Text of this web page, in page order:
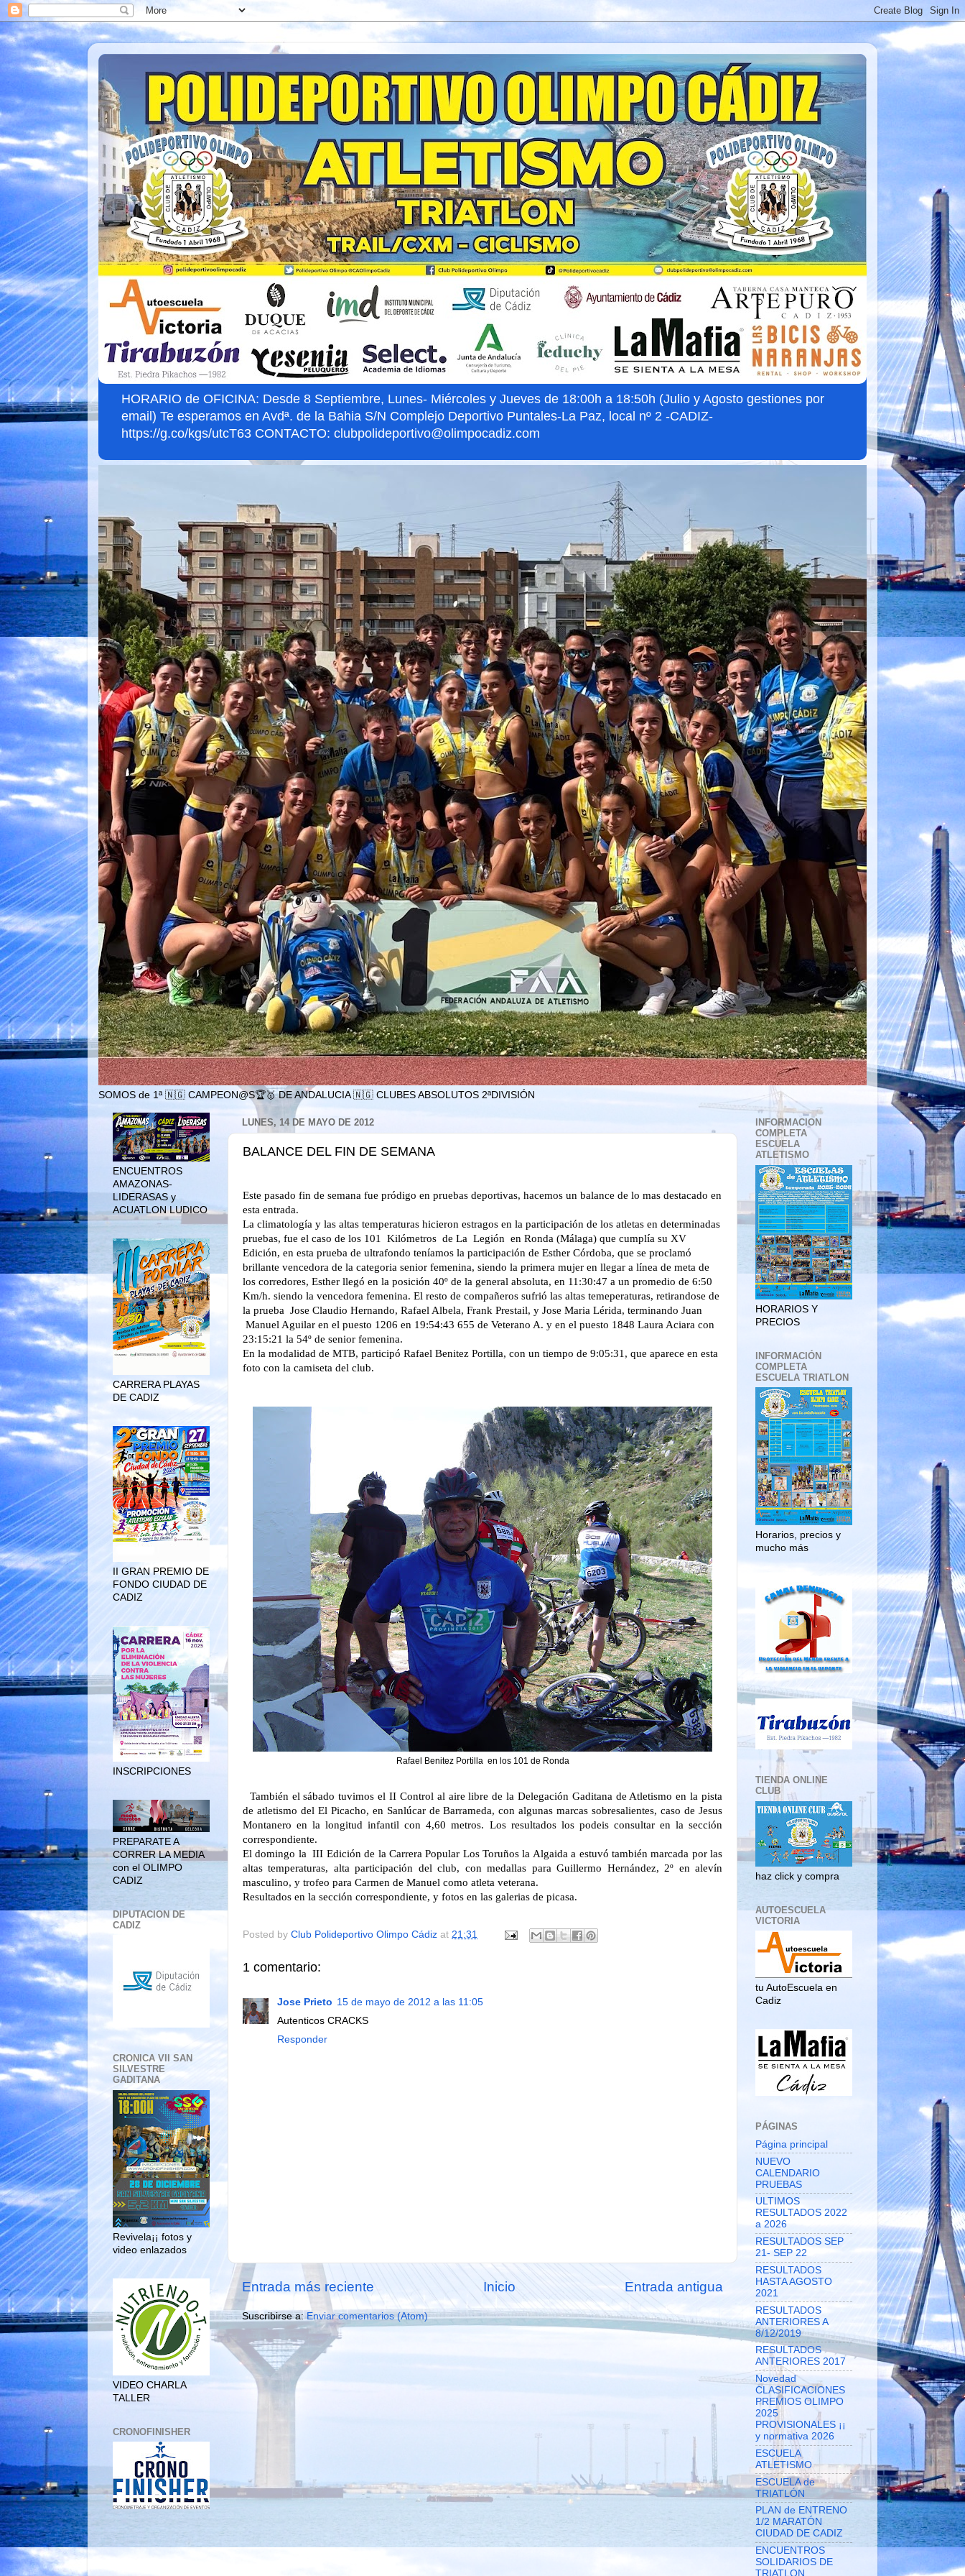
HORARIO de OFICINA: Desde 8 Septiembre, Lunes- Miércoles y Jueves de 18:00h a 18:50h (Julio y Agosto gestiones por
email) Te esperamos en Avdª. de la Bahia S/N Complejo Deportivo Puntales-La Paz, local nº 2 -CADIZ-
https://g.co/kgs/utcT63 CONTACTO: clubpolideportivo@olimpocadiz.com
SOMOS de 1ª 🇳🇬 CAMPEON@S🏆🥇 DE ANDALUCIA 🇳🇬 CLUBES ABSOLUTOS 2ªDIVISIÓN
LUNES, 14 DE MAYO DE 2012
BALANCE DEL FIN DE SEMANA
Este pasado fin de semana fue pródigo en pruebas deportivas, hacemos un balance de lo mas destacado en
esta entrada.
La climatología y las altas temperaturas hicieron estragos en la participación de los atletas en determinadas
pruebas, fue el caso de los 101 Kilómetros de La Legión en Ronda (Málaga) que cumplía su XV
Edición, en esta prueba de ultrafondo teníamos la participación de Esther Córdoba, que se proclamó
brillante vencedora de la categoria senior femenina, siendo la primera mujer en llegar a línea de meta de
los corredores, Esther llegó en la posición 40º de la general absoluta, en 11:30:47 a un promedio de 6:50
Km/h. siendo la vencedora femenina. El resto de compañeros sufrió las altas temeperaturas, retirandose de
la prueba Jose Claudio Hernando, Rafael Albela, Frank Prestail, y Jose Maria Lérida, terminando Juan
Manuel Aguilar en el puesto 1206 en 19:54:43 655 de Veterano A. y en el puesto 1848 Laura Aciara con
23:15:21 la 54º de senior femenina.
En la modalidad de MTB, participó Rafael Benitez Portilla, con un tiempo de 9:05:31, que aparece en esta
foto con la camiseta del club.
Rafael Benitez Portilla en los 101 de Ronda
También el sábado tuvimos el II Control al aire libre de la Delegación Gaditana de Atletismo en la pista
de atletismo del El Picacho, en Sanlúcar de Barrameda, con algunas marcas sobresalientes, caso de Jesus
Montanero en la longitud infantil con 4,60 metros. Los resultados los podeis consultar en la sección
correspondiente.
El domingo la III Edición de la Carrera Popular Los Toruños la Algaida a estuvó también marcada por las
altas temperaturas, alta participación del club, con medallas para Guillermo Hernández, 2º en alevín
masculino, y trofeo para Carmen de Manuel como atleta veterana.
Resultados en la sección correspondiente, y fotos en las galerias de picasa.
Posted by Club Polideportivo Olimpo Cádiz at 21:31
1 comentario:
Jose Prieto 15 de mayo de 2012 a las 11:05
Autenticos CRACKS
Responder
Entrada más reciente Entrada antigua
Inicio
Suscribirse a:Enviar comentarios (Atom)
ENCUENTROS
AMAZONAS-
LIDERASAS y
ACUATLON LUDICO
CARRERA PLAYAS
DE CADIZ
II GRAN PREMIO DE
FONDO CIUDAD DE
CADIZ
INSCRIPCIONES
PREPARATE A
CORRER LA MEDIA
con el OLIMPO
CADIZ
DIPUTACION DE
CADIZ
CRONICA VII SAN
SILVESTRE
GADITANA
Revivela¡¡ fotos y
video enlazados
VIDEO CHARLA
TALLER
CRONOFINISHER
INFORMACION
COMPLETA
ESCUELA
ATLETISMO
HORARIOS Y
PRECIOS
INFORMACIÓN
COMPLETA
ESCUELA TRIATLON
Horarios, precios y
mucho más
TIENDA ONLINE
CLUB
haz click y compra
AUTOESCUELA
VICTORIA
tu AutoEscuela en
Cadiz
PÁGINAS
Página principal
NUEVO
CALENDARIO
PRUEBAS
ULTIMOS
RESULTADOS 2022
a 2026
RESULTADOS SEP
21- SEP 22
RESULTADOS
HASTA AGOSTO
2021
RESULTADOS
ANTERIORES A
8/12/2019
RESULTADOS
ANTERIORES 2017
Novedad
CLASIFICACIONES
PREMIOS OLIMPO
2025
PROVISIONALES ¡¡
y normativa 2026
ESCUELA
ATLETISMO
ESCUELA de
TRIATLÓN
PLAN de ENTRENO
1/2 MARATÓN
CIUDAD DE CADIZ
ENCUENTROS
SOLIDARIOS DE
TRIATLON